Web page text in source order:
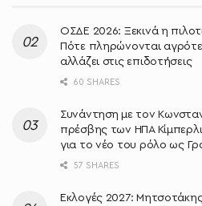
ΟΣΔΕ 2026: Ξεκινά η
Πότε πληρώνονται
αλλάζει στις επιδοτήσεις
60 SHARES
Συνάντηση με τον
πρέσβης των ΗΠΑ
για το νέο του ρόλο ως
57 SHARES
Εκλογές 2027: